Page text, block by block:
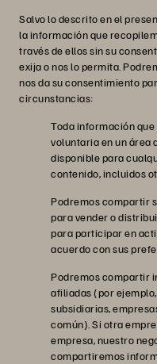
Salvo lo descrito en el
la información que
través de ellos sin su
exija o nos lo permita.
nos da su consentimiento
circunstancias:
Toda información
voluntaria en un área
disponible para
contenido, incluidos
Podremos compartir
para vender o
para participar en
acuerdo con sus
Podremos compartir
afiliadas (por
subsidiarias,
común). Si otra
empresa, nuestro
compartiremos